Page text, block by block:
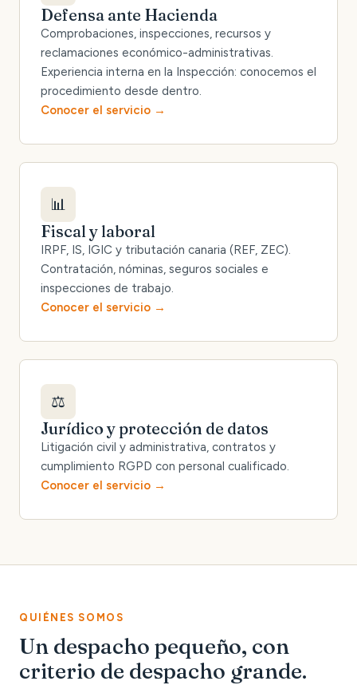
Defensa ante Hacienda
Comprobaciones, inspecciones, recursos y
reclamaciones económico-administrativas.
Experiencia interna en la Inspección: conocemos el
procedimiento desde dentro.
Conocer el servicio
📊
Fiscal y laboral
IRPF, IS, IGIC y tributación canaria (REF, ZEC).
Contratación, nóminas, seguros sociales e
inspecciones de trabajo.
Conocer el servicio
⚖️
Jurídico y protección de datos
Litigación civil y administrativa, contratos y
cumplimiento RGPD con personal cualificado.
Conocer el servicio
QUIÉNES SOMOS
Un despacho pequeño, con
criterio de despacho grande.